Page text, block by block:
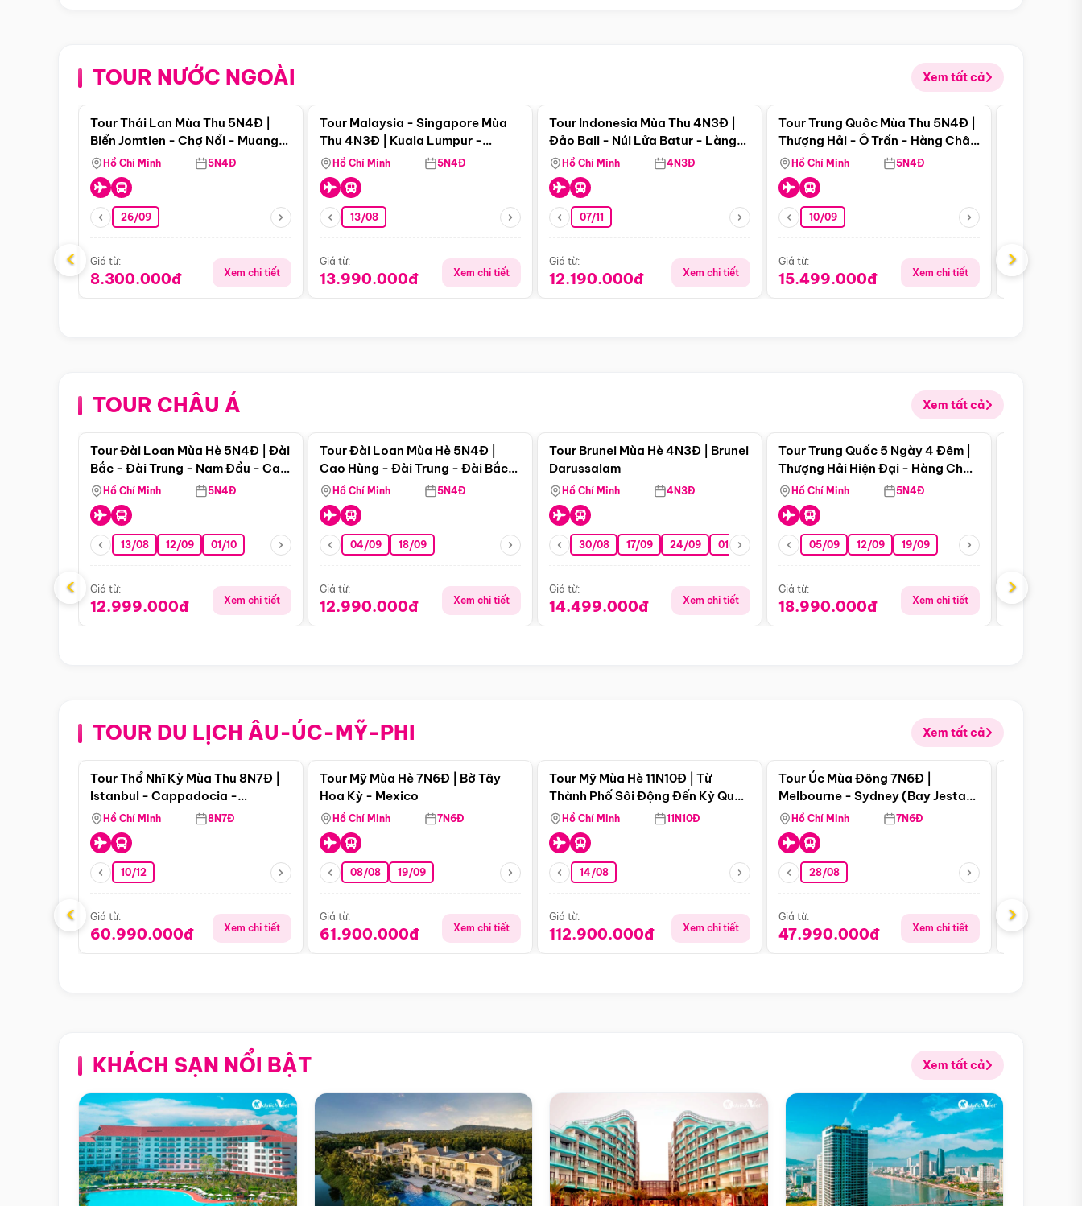
TOUR NƯỚC NGOÀI Xem tất cả
Điểm nổi bật
Tour Thái Lan Mùa Thu 5N4Đ |
Biển Jomtien - Chợ Nổi - Muang
Boran - Suanthai
Hồ Chí Minh 5N4Đ
26/09
Giá từ:
8.300.000đ Xem chi tiết
Tour Malaysia - Singapore Mùa
Thu 4N3Đ | Kuala Lumpur -
Malacca - Johor Baru -
Singapore
Hồ Chí Minh 5N4Đ
13/08
Giá từ:
13.990.000đ Xem chi tiết
Tour Indonesia Mùa Thu 4N3Đ |
Đảo Bali - Núi Lửa Batur - Làng
Penglipuran
Hồ Chí Minh 4N3Đ
07/11
Giá từ:
12.190.000đ Xem chi tiết
Điểm nổi bật
Tour Trung Quôc Mùa Thu 5N4Đ |
Thượng Hải - Ô Trấn - Hàng Châu
(Tour Không Shopping)
Hồ Chí Minh 5N4Đ
10/09
Giá từ:
15.499.000đ Xem chi tiết
Giá từ:
‹ ›
TOUR CHÂU Á Xem tất cả
Điểm nổi bật
Tour Đài Loan Mùa Hè 5N4Đ | Đài
Bắc - Đài Trung - Nam Đầu - Cao
Hùng ( Bay Vn)
Hồ Chí Minh 5N4Đ
13/08 12/09 01/10
Giá từ:
12.999.000đ Xem chi tiết
Tour Đài Loan Mùa Hè 5N4Đ |
Cao Hùng - Đài Trung - Đài Bắc
(Bay Vj)
Hồ Chí Minh 5N4Đ
04/09 18/09
Giá từ:
12.990.000đ Xem chi tiết
Tour Brunei Mùa Hè 4N3Đ | Brunei
Darussalam
Hồ Chí Minh 4N3Đ
30/08 17/09 24/09 01/10 15/10 29/10
Giá từ:
14.499.000đ Xem chi tiết
Điểm nổi bật
Tour Trung Quốc 5 Ngày 4 Đêm |
Thượng Hải Hiện Đại - Hàng Châu
Nên Thơ - Ô Trấn Cổ Kính
Hồ Chí Minh 5N4Đ
05/09 12/09 19/09
Giá từ:
18.990.000đ Xem chi tiết
Giá từ:
‹ ›
TOUR DU LỊCH ÂU-ÚC-MỸ-PHI Xem tất cả
Điểm nổi bật
Tour Thổ Nhĩ Kỳ Mùa Thu 8N7Đ |
Istanbul - Cappadocia -
Pamukkale
Hồ Chí Minh 8N7Đ
10/12
Giá từ:
60.990.000đ Xem chi tiết
Tour Mỹ Mùa Hè 7N6Đ | Bờ Tây
Hoa Kỳ - Mexico
Hồ Chí Minh 7N6Đ
08/08 19/09
Giá từ:
61.900.000đ Xem chi tiết
Tour Mỹ Mùa Hè 11N10Đ | Từ
Thành Phố Sôi Động Đến Kỳ Quan
Thiên Nhiên Mỹ
Hồ Chí Minh 11N10Đ
14/08
Giá từ:
112.900.000đ Xem chi tiết
Điểm nổi bật
Tour Úc Mùa Đông 7N6Đ |
Melbourne - Sydney (Bay Jestar
Airways)
Hồ Chí Minh 7N6Đ
28/08
Giá từ:
47.990.000đ Xem chi tiết
Giá từ:
‹ ›
KHÁCH SẠN NỔI BẬT Xem tất cả